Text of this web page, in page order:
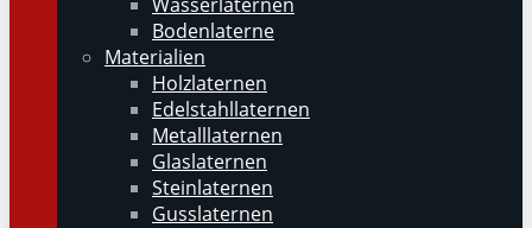
Bodenlaterne
Materialien
Holzlaternen
Edelstahllaternen
Metalllaternen
Glaslaternen
Steinlaternen
Gusslaternen